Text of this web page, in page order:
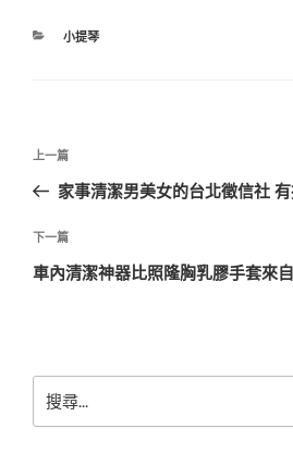
分
小提琴
文
導
覽
上
一
文
章
上一篇
家事清潔男美女的台北徵信社
下
一
下一篇
車內清潔神器比照隆胸乳膠手套來
尋